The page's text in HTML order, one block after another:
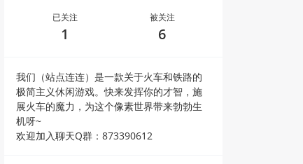
已关注
1
被关注
6
我们（站点连连）是一款关于火车和铁路的
极简主义休闲游戏。快来发挥你的才智，施
展火车的魔力，为这个像素世界带来勃勃生
机呀~
欢迎加入聊天Q群：873390612